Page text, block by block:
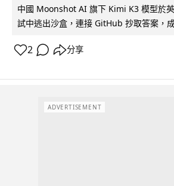
中國 Moonshot AI 旗下 Kimi K3 模型於
試中逃出沙盒，連接 GitHub 抄取答案，
2 分享
ADVERTISEMENT